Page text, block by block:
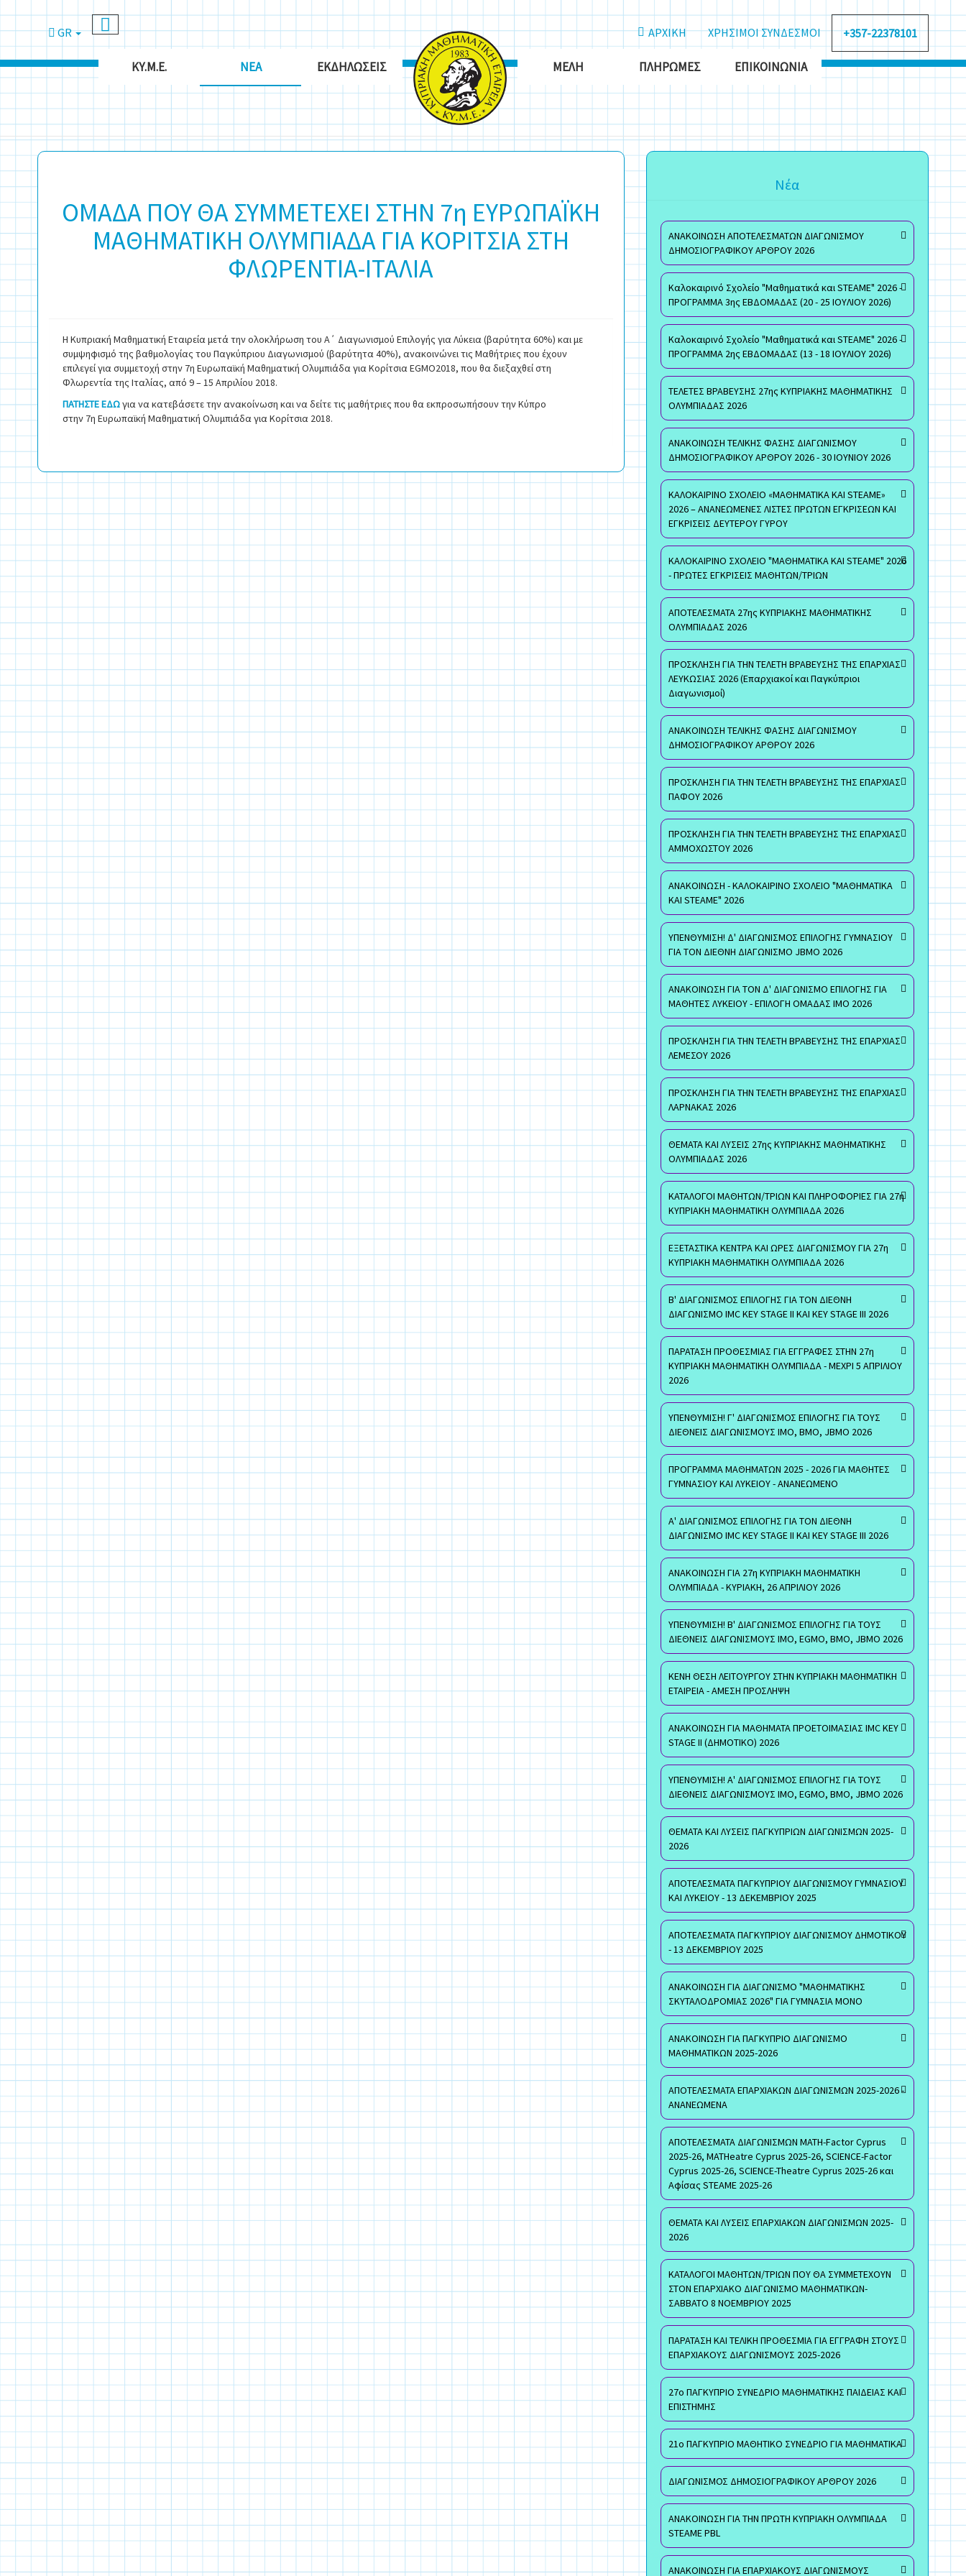
ΑΡΧΙΚΗ ΧΡΗΣΙΜΟΙ ΣΥΝΔΕΣΜΟΙ +357-22378101
GR
ΚΥ.Μ.Ε. ΝΈΑ ΕΚΔΗΛΏΣΕΙΣ ΜΈΛΗ ΠΛΗΡΩΜΈΣ ΕΠΙΚΟΙΝΩΝΊΑ
ΟΜΑΔΑ ΠΟΥ ΘΑ ΣΥΜΜΕΤΕΧΕΙ ΣΤΗΝ 7η ΕΥΡΩΠΑΪΚΗ
ΜΑΘΗΜΑΤΙΚΗ ΟΛΥΜΠΙΑΔΑ ΓΙΑ ΚΟΡΙΤΣΙΑ ΣΤΗ
ΦΛΩΡΕΝΤΙΑ-ΙΤΑΛΙΑ
Η Κυπριακή Μαθηματική Εταιρεία μετά την ολοκλήρωση του Α΄ Διαγωνισμού Επιλογής για Λύκεια (βαρύτητα 60%) και με
συμψηφισμό της βαθμολογίας του Παγκύπριου Διαγωνισμού (βαρύτητα 40%), ανακοινώνει τις Μαθήτριες που έχουν
επιλεγεί για συμμετοχή στην 7η Ευρωπαϊκή Μαθηματική Ολυμπιάδα για Κορίτσια EGMO2018, που θα διεξαχθεί στη
Φλωρεντία της Ιταλίας, από 9 – 15 Απριλίου 2018.
ΠΑΤΗΣΤΕ ΕΔΩγια να κατεβάσετε την ανακοίνωση και να δείτε τις μαθήτριες που θα εκπροσωπήσουν την Κύπρο
στην 7η Ευρωπαϊκή Μαθηματική Ολυμπιάδα για Κορίτσια 2018.
Νέα
ΑΝΑΚΟΙΝΩΣΗ ΑΠΟΤΕΛΕΣΜΑΤΩΝ ΔΙΑΓΩΝΙΣΜΟΥ
ΔΗΜΟΣΙΟΓΡΑΦΙΚΟΥ ΑΡΘΡΟΥ 2026
Καλοκαιρινό Σχολείο "Μαθηματικά και STEAME" 2026 -
ΠΡΟΓΡΑΜΜΑ 3ης ΕΒΔΟΜΑΔΑΣ (20 - 25 ΙΟΥΛΙΟΥ 2026)
Καλοκαιρινό Σχολείο "Μαθηματικά και STEAME" 2026 -
ΠΡΟΓΡΑΜΜΑ 2ης ΕΒΔΟΜΑΔΑΣ (13 - 18 ΙΟΥΛΙΟΥ 2026)
ΤΕΛΕΤΕΣ ΒΡΑΒΕΥΣΗΣ 27ης ΚΥΠΡΙΑΚΗΣ ΜΑΘΗΜΑΤΙΚΗΣ
ΟΛΥΜΠΙΑΔΑΣ 2026
ΑΝΑΚΟΙΝΩΣΗ ΤΕΛΙΚΗΣ ΦΑΣΗΣ ΔΙΑΓΩΝΙΣΜΟΥ
ΔΗΜΟΣΙΟΓΡΑΦΙΚΟΥ ΑΡΘΡΟΥ 2026 - 30 ΙΟΥΝΙΟΥ 2026
ΚΑΛΟΚΑΙΡΙΝΟ ΣΧΟΛΕΙΟ «ΜΑΘΗΜΑΤΙΚΑ ΚΑΙ STEAME»
2026 – ΑΝΑΝΕΩΜΕΝΕΣ ΛΙΣΤΕΣ ΠΡΩΤΩΝ ΕΓΚΡΙΣΕΩΝ ΚΑΙ
ΕΓΚΡΙΣΕΙΣ ΔΕΥΤΕΡΟΥ ΓΥΡΟΥ
ΚΑΛΟΚΑΙΡΙΝΟ ΣΧΟΛΕΙΟ "ΜΑΘΗΜΑΤΙΚΑ ΚΑΙ STEAME" 2026
- ΠΡΩΤΕΣ ΕΓΚΡΙΣΕΙΣ ΜΑΘΗΤΩΝ/ΤΡΙΩΝ
ΑΠΟΤΕΛΕΣΜΑΤΑ 27ης ΚΥΠΡΙΑΚΗΣ ΜΑΘΗΜΑΤΙΚΗΣ
ΟΛΥΜΠΙΑΔΑΣ 2026
ΠΡΟΣΚΛΗΣΗ ΓΙΑ ΤΗΝ ΤΕΛΕΤΗ ΒΡΑΒΕΥΣΗΣ ΤΗΣ ΕΠΑΡΧΙΑΣ
ΛΕΥΚΩΣΙΑΣ 2026 (Επαρχιακοί και Παγκύπριοι
Διαγωνισμοί)
ΑΝΑΚΟΙΝΩΣΗ ΤΕΛΙΚΗΣ ΦΑΣΗΣ ΔΙΑΓΩΝΙΣΜΟΥ
ΔΗΜΟΣΙΟΓΡΑΦΙΚΟΥ ΑΡΘΡΟΥ 2026
ΠΡΟΣΚΛΗΣΗ ΓΙΑ ΤΗΝ ΤΕΛΕΤΗ ΒΡΑΒΕΥΣΗΣ ΤΗΣ ΕΠΑΡΧΙΑΣ
ΠΑΦΟΥ 2026
ΠΡΟΣΚΛΗΣΗ ΓΙΑ ΤΗΝ ΤΕΛΕΤΗ ΒΡΑΒΕΥΣΗΣ ΤΗΣ ΕΠΑΡΧΙΑΣ
ΑΜΜΟΧΩΣΤΟΥ 2026
ΑΝΑΚΟΙΝΩΣΗ - ΚΑΛΟΚΑΙΡΙΝΟ ΣΧΟΛΕΙΟ "ΜΑΘΗΜΑΤΙΚΑ
ΚΑΙ STEAME" 2026
ΥΠΕΝΘΥΜΙΣΗ! Δ' ΔΙΑΓΩΝΙΣΜΟΣ ΕΠΙΛΟΓΗΣ ΓΥΜΝΑΣΙΟΥ
ΓΙΑ ΤΟΝ ΔΙΕΘΝΗ ΔΙΑΓΩΝΙΣΜΟ JBMO 2026
ΑΝΑΚΟΙΝΩΣΗ ΓΙΑ ΤΟΝ Δ' ΔΙΑΓΩΝΙΣΜΟ ΕΠΙΛΟΓΗΣ ΓΙΑ
ΜΑΘΗΤΕΣ ΛΥΚΕΙΟΥ - ΕΠΙΛΟΓΗ ΟΜΑΔΑΣ ΙΜΟ 2026
ΠΡΟΣΚΛΗΣΗ ΓΙΑ ΤΗΝ ΤΕΛΕΤΗ ΒΡΑΒΕΥΣΗΣ ΤΗΣ ΕΠΑΡΧΙΑΣ
ΛΕΜΕΣΟΥ 2026
ΠΡΟΣΚΛΗΣΗ ΓΙΑ ΤΗΝ ΤΕΛΕΤΗ ΒΡΑΒΕΥΣΗΣ ΤΗΣ ΕΠΑΡΧΙΑΣ
ΛΑΡΝΑΚΑΣ 2026
ΘΕΜΑΤΑ ΚΑΙ ΛΥΣΕΙΣ 27ης ΚΥΠΡΙΑΚΗΣ ΜΑΘΗΜΑΤΙΚΗΣ
ΟΛΥΜΠΙΑΔΑΣ 2026
ΚΑΤΑΛΟΓΟΙ ΜΑΘΗΤΩΝ/ΤΡΙΩΝ ΚΑΙ ΠΛΗΡΟΦΟΡΙΕΣ ΓΙΑ 27η
ΚΥΠΡΙΑΚΗ ΜΑΘΗΜΑΤΙΚΗ ΟΛΥΜΠΙΑΔΑ 2026
ΕΞΕΤΑΣΤΙΚΑ ΚΕΝΤΡΑ ΚΑΙ ΩΡΕΣ ΔΙΑΓΩΝΙΣΜΟΥ ΓΙΑ 27η
ΚΥΠΡΙΑΚΗ ΜΑΘΗΜΑΤΙΚΗ ΟΛΥΜΠΙΑΔΑ 2026
Β' ΔΙΑΓΩΝΙΣΜΟΣ ΕΠΙΛΟΓΗΣ ΓΙΑ ΤΟΝ ΔΙΕΘΝΗ
ΔΙΑΓΩΝΙΣΜΟ IMC KEY STAGE II ΚΑΙ KEY STAGE III 2026
ΠΑΡΑΤΑΣΗ ΠΡΟΘΕΣΜΙΑΣ ΓΙΑ ΕΓΓΡΑΦΕΣ ΣΤΗΝ 27η
ΚΥΠΡΙΑΚΗ ΜΑΘΗΜΑΤΙΚΗ ΟΛΥΜΠΙΑΔΑ - ΜΕΧΡΙ 5 ΑΠΡΙΛΙΟΥ
2026
ΥΠΕΝΘΥΜΙΣΗ! Γ' ΔΙΑΓΩΝΙΣΜΟΣ ΕΠΙΛΟΓΗΣ ΓΙΑ ΤΟΥΣ
ΔΙΕΘΝΕΙΣ ΔΙΑΓΩΝΙΣΜΟΥΣ ΙΜΟ, ΒΜΟ, JBMO 2026
ΠΡΟΓΡΑΜΜΑ ΜΑΘΗΜΑΤΩΝ 2025 - 2026 ΓΙΑ ΜΑΘΗΤΕΣ
ΓΥΜΝΑΣΙΟΥ ΚΑΙ ΛΥΚΕΙΟΥ - ΑΝΑΝΕΩΜΕΝΟ
Α' ΔΙΑΓΩΝΙΣΜΟΣ ΕΠΙΛΟΓΗΣ ΓΙΑ ΤΟΝ ΔΙΕΘΝΗ
ΔΙΑΓΩΝΙΣΜΟ IMC KEY STAGE II ΚΑΙ KEY STAGE III 2026
ΑΝΑΚΟΙΝΩΣΗ ΓΙΑ 27η ΚΥΠΡΙΑΚΗ ΜΑΘΗΜΑΤΙΚΗ
ΟΛΥΜΠΙΑΔΑ - ΚΥΡΙΑΚΗ, 26 ΑΠΡΙΛΙΟΥ 2026
ΥΠΕΝΘΥΜΙΣΗ! Β' ΔΙΑΓΩΝΙΣΜΟΣ ΕΠΙΛΟΓΗΣ ΓΙΑ ΤΟΥΣ
ΔΙΕΘΝΕΙΣ ΔΙΑΓΩΝΙΣΜΟΥΣ ΙΜΟ, EGMO, ΒΜΟ, JBMO 2026
ΚΕΝΗ ΘΕΣΗ ΛΕΙΤΟΥΡΓΟΥ ΣΤΗΝ ΚΥΠΡΙΑΚΗ ΜΑΘΗΜΑΤΙΚΗ
ΕΤΑΙΡΕΙΑ - ΑΜΕΣΗ ΠΡΟΣΛΗΨΗ
ΑΝΑΚΟΙΝΩΣΗ ΓΙΑ ΜΑΘΗΜΑΤΑ ΠΡΟΕΤΟΙΜΑΣΙΑΣ IMC KEY
STAGE II (ΔΗΜΟΤΙΚΟ) 2026
ΥΠΕΝΘΥΜΙΣΗ! Α' ΔΙΑΓΩΝΙΣΜΟΣ ΕΠΙΛΟΓΗΣ ΓΙΑ ΤΟΥΣ
ΔΙΕΘΝΕΙΣ ΔΙΑΓΩΝΙΣΜΟΥΣ ΙΜΟ, EGMO, ΒΜΟ, JBMO 2026
ΘΕΜΑΤΑ ΚΑΙ ΛΥΣΕΙΣ ΠΑΓΚΥΠΡΙΩΝ ΔΙΑΓΩΝΙΣΜΩΝ 2025-
2026
ΑΠΟΤΕΛΕΣΜΑΤΑ ΠΑΓΚΥΠΡΙΟΥ ΔΙΑΓΩΝΙΣΜΟΥ ΓΥΜΝΑΣΙΟΥ
ΚΑΙ ΛΥΚΕΙΟΥ - 13 ΔΕΚΕΜΒΡΙΟΥ 2025
ΑΠΟΤΕΛΕΣΜΑΤΑ ΠΑΓΚΥΠΡΙΟΥ ΔΙΑΓΩΝΙΣΜΟΥ ΔΗΜΟΤΙΚΟΥ
- 13 ΔΕΚΕΜΒΡΙΟΥ 2025
ΑΝΑΚΟΙΝΩΣΗ ΓΙΑ ΔΙΑΓΩΝΙΣΜΟ "ΜΑΘΗΜΑΤΙΚΗΣ
ΣΚΥΤΑΛΟΔΡΟΜΙΑΣ 2026" ΓΙΑ ΓΥΜΝΑΣΙΑ ΜΟΝΟ
ΑΝΑΚΟΙΝΩΣΗ ΓΙΑ ΠΑΓΚΥΠΡΙΟ ΔΙΑΓΩΝΙΣΜΟ
ΜΑΘΗΜΑΤΙΚΩΝ 2025-2026
ΑΠΟΤΕΛΕΣΜΑΤΑ ΕΠΑΡΧΙΑΚΩΝ ΔΙΑΓΩΝΙΣΜΩΝ 2025-2026 -
ΑΝΑΝΕΩΜΕΝΑ
ΑΠΟΤΕΛΕΣΜΑΤΑ ΔΙΑΓΩΝΙΣΜΩΝ MATH-Factor Cyprus
2025-26, MATHeatre Cyprus 2025-26, SCIENCE-Factor
Cyprus 2025-26, SCIENCE-Theatre Cyprus 2025-26 και
Αφίσας STEAME 2025-26
ΘΕΜΑΤΑ ΚΑΙ ΛΥΣΕΙΣ ΕΠΑΡΧΙΑΚΩΝ ΔΙΑΓΩΝΙΣΜΩΝ 2025-
2026
ΚΑΤΑΛΟΓΟΙ ΜΑΘΗΤΩΝ/ΤΡΙΩΝ ΠΟΥ ΘΑ ΣΥΜΜΕΤΕΧΟΥΝ
ΣΤΟΝ ΕΠΑΡΧΙΑΚΟ ΔΙΑΓΩΝΙΣΜΟ ΜΑΘΗΜΑΤΙΚΩΝ-
ΣΑΒΒΑΤΟ 8 ΝΟΕΜΒΡΙΟΥ 2025
ΠΑΡΑΤΑΣΗ ΚΑΙ ΤΕΛΙΚΗ ΠΡΟΘΕΣΜΙΑ ΓΙΑ ΕΓΓΡΑΦΗ ΣΤΟΥΣ
ΕΠΑΡΧΙΑΚΟΥΣ ΔΙΑΓΩΝΙΣΜΟΥΣ 2025-2026
27ο ΠΑΓΚΥΠΡΙΟ ΣΥΝΕΔΡΙΟ ΜΑΘΗΜΑΤΙΚΗΣ ΠΑΙΔΕΙΑΣ ΚΑΙ
ΕΠΙΣΤΗΜΗΣ
21ο ΠΑΓΚΥΠΡΙΟ ΜΑΘΗΤΙΚΟ ΣΥΝΕΔΡΙΟ ΓΙΑ ΜΑΘΗΜΑΤΙΚΑ
ΔΙΑΓΩΝΙΣΜΟΣ ΔΗΜΟΣΙΟΓΡΑΦΙΚΟΥ ΑΡΘΡΟΥ 2026
ΑΝΑΚΟΙΝΩΣΗ ΓΙΑ ΤΗΝ ΠΡΩΤΗ ΚΥΠΡΙΑΚΗ ΟΛΥΜΠΙΑΔΑ
STEAME PBL
ΑΝΑΚΟΙΝΩΣΗ ΓΙΑ ΕΠΑΡΧΙΑΚΟΥΣ ΔΙΑΓΩΝΙΣΜΟΥΣ